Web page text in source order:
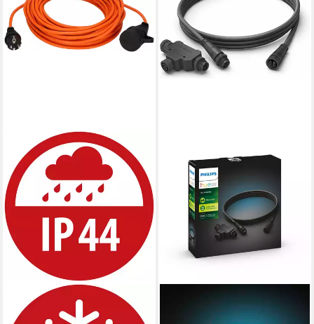
BRENNENSTUHL
BREMAXX AT-N05V3V3-F
Philips Hue Outdoor